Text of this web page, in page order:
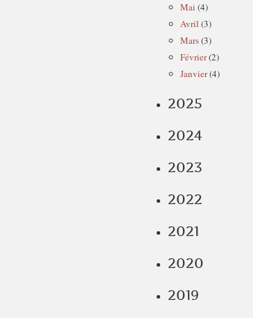
Mai (4)
Avril (3)
Mars(3)
Février(2)
Janvier(4)
2025
2024
2023
2022
2021
2020
2019